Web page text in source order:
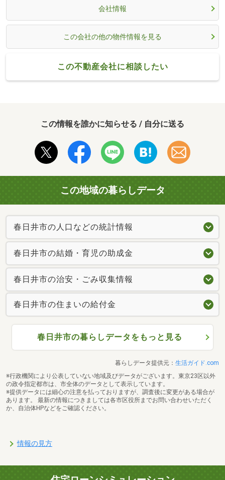
会社情報
この会社の他の物件情報を見る
この不動産会社に相談したい
この情報を誰かに知らせる / 自分に送る
この地域の暮らしデータ
春日井市の人口などの統計情報
春日井市の結婚・育児の助成金
春日井市の治安・ごみ収集情報
春日井市の住まいの給付金
春日井市の暮らしデータをもっと見る
暮らしデータ提供元： 生活ガイド.com
※行政機関により公表していない地域及びデータがございます。東京23区以外
の政令指定都市は、市全体のデータとして表示しています。
※提供データには細心の注意を払っておりますが、調査後に変更がある場合が
あります。 最新の情報につきましては各市区役所までお問い合わせいただく
か、自治体HPなどをご確認ください。
情報の見方